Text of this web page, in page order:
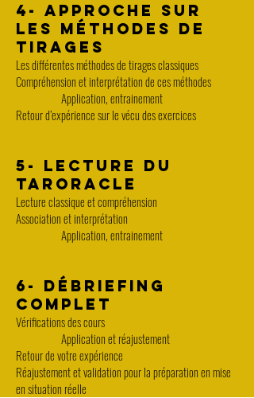
4- APPROCHE SUR
LES MÉTHODES DE
TIRAGES
Les différentes méthodes de tirages classiques
Compréhension et interprétation de ces méthodes
Application, entrainement
Retour d’expérience sur le vécu des exercices
5- LECTURE DU
TARORACLE
Lecture classique et compréhension
Association et interprétation
Application, entrainement
6- DÉBRIEFING
COMPLET
Vérifications des cours
Application et réajustement
Retour de votre expérience
Réajustement et validation pour la préparation en mise
en situation réelle